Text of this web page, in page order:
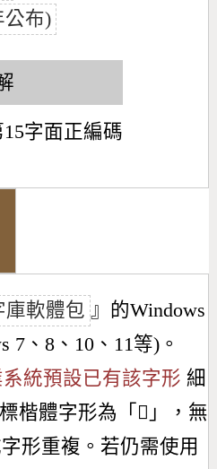
公布)
15字面正編碼
庫軟體包 』的Windows
7、8、10、11等)。
統預設已有該字形 細
楷體字形為「 𣊖 」，無
形重複。若仍需使用